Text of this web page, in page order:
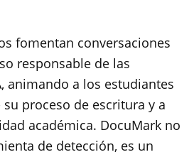
fomentan conversaciones
responsable de las
animando a los estudiantes
proceso de escritura y a
académica. DocuMark no
de detección, es un